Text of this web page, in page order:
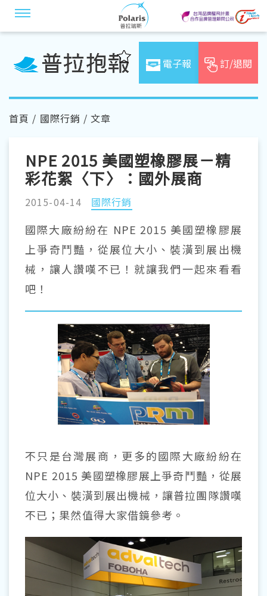
電子報 訂/退閱
首頁 / 國際行銷 / 文章
NPE 2015 美國塑橡膠展－精
彩花絮〈下〉：國外展商
2015-04-14 國際行銷
國際大廠紛紛在 NPE 2015 美國塑橡膠展
上爭奇鬥豔，從展位大小、裝潢到展出機
械，讓人讚嘆不已！就讓我們一起來看看
吧！
不只是台灣展商，更多的國際大廠紛紛在
NPE 2015 美國塑橡膠展上爭奇鬥豔，從展
位大小、裝潢到展出機械，讓普拉團隊讚嘆
不已；果然值得大家借鏡參考。